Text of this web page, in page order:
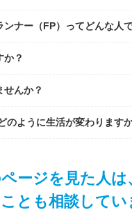
ナー（FP）ってどんな人
か？
せんか？
のように生活が変わります
ージを見た人は
とも相談してい